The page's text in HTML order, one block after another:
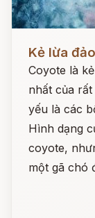
Kẻ lừa
Coyote là
nhất của
yếu là các
Hình dạng
coyote,
một gã chó